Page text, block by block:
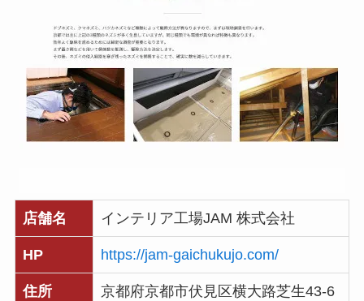
店舗名 インテリア工場JAM 株式会社
HP https://jam-gaichukujo.com/
住所 京都府京都市伏見区横大路芝生43-6